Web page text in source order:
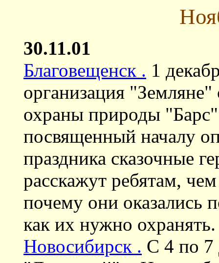
30.11.01
Благовещенск . 1
организация
охраны природы
посвященный началу
праздника сказочные
расскажут ребятам,
почему они оказались
как их нужно охранять.
Новосибирск . С 4 по 7